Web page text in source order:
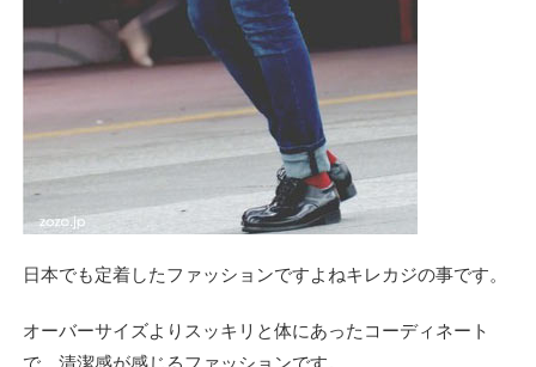
日本でも定着したファッションですよねキレカジの事です。
オーバーサイズよりスッキリと体にあったコーディネート